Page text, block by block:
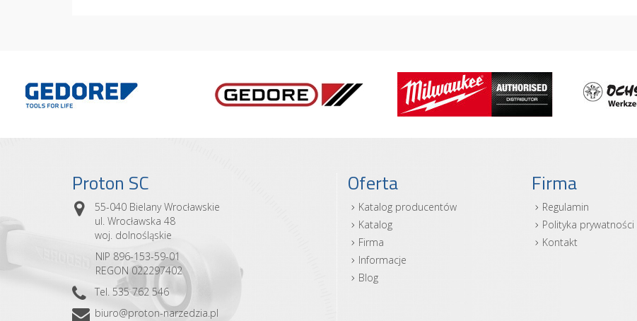
Proton SC
55-040 Bielany Wrocławskie
ul. Wrocławska 48
woj. dolnośląskie
NIP 896-153-59-01
REGON 022297402
Tel. 535 762 546
biuro@proton-narzedzia.pl
Oferta
Katalog producentów
Katalog
Firma
Informacje
Blog
Firma
Regulamin
Polityka prywatności
Kontakt